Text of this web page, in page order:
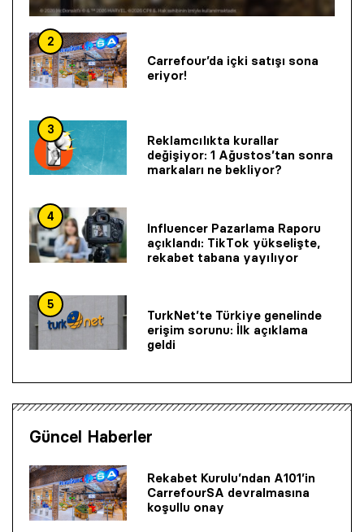
2
Carrefour’da içki satışı sona
eriyor!
3
Reklamcılıkta kurallar
değişiyor: 1 Ağustos’tan sonra
markaları ne bekliyor?
4
Influencer Pazarlama Raporu
açıklandı: TikTok yükselişte,
rekabet tabana yayılıyor
5
TurkNet’te Türkiye genelinde
erişim sorunu: İlk açıklama
geldi
Güncel Haberler
Rekabet Kurulu’ndan A101’in
CarrefourSA devralmasına
koşullu onay